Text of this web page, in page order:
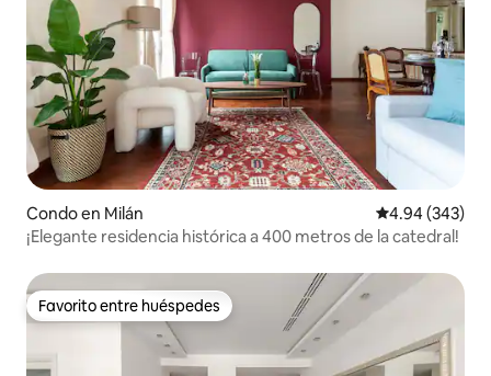
Condo en Milán Calificación
4.94 (343)
¡Elegante residencia histórica a 400 metros de la catedral!
Favorito entre huéspedes
Favorito entre huéspedes